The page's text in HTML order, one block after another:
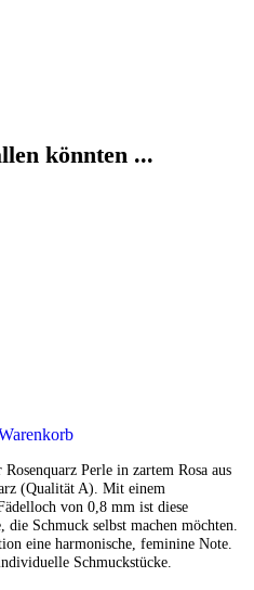
könnten ...
Perle in zartem Rosa aus
(Qualität A). Mit einem
von 0,8 mm ist diese
Schmuck selbst machen möchten.
eine harmonische, feminine Note.
Schmuckstücke.